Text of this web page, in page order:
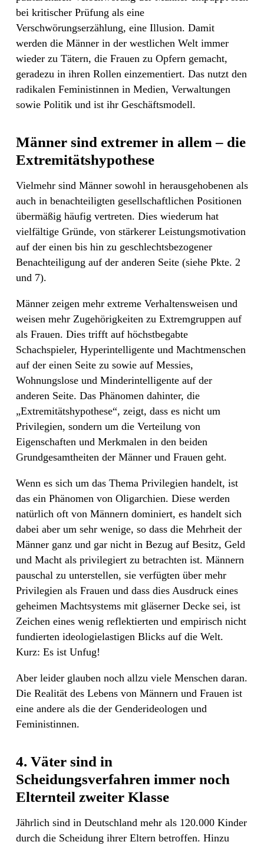
bei kritischer Prüfung als eine
Verschwörungserzählung, eine Illusion. Damit
werden die Männer in der westlichen Welt immer
wieder zu Tätern, die Frauen zu Opfern gemacht,
geradezu in ihren Rollen einzementiert. Das nutzt den
radikalen Feministinnen in Medien, Verwaltungen
sowie Politik und ist ihr Geschäftsmodell.
Männer sind extremer in allem – die
Extremitätshypothese
Vielmehr sind Männer sowohl in herausgehobenen als
auch in benachteiligten gesellschaftlichen Positionen
übermäßig häufig vertreten. Dies wiederum hat
vielfältige Gründe, von stärkerer Leistungsmotivation
auf der einen bis hin zu geschlechtsbezogener
Benachteiligung auf der anderen Seite (siehe Pkte. 2
und 7).
Männer zeigen mehr extreme Verhaltensweisen und
weisen mehr Zugehörigkeiten zu Extremgruppen auf
als Frauen. Dies trifft auf höchstbegabte
Schachspieler, Hyperintelligente und Machtmenschen
auf der einen Seite zu sowie auf Messies,
Wohnungslose und Minderintelligente auf der
anderen Seite. Das Phänomen dahinter, die
„Extremitätshypothese“, zeigt, dass es nicht um
Privilegien, sondern um die Verteilung von
Eigenschaften und Merkmalen in den beiden
Grundgesamtheiten der Männer und Frauen geht.
Wenn es sich um das Thema Privilegien handelt, ist
das ein Phänomen von Oligarchien. Diese werden
natürlich oft von Männern dominiert, es handelt sich
dabei aber um sehr wenige, so dass die Mehrheit der
Männer ganz und gar nicht in Bezug auf Besitz, Geld
und Macht als privilegiert zu betrachten ist. Männern
pauschal zu unterstellen, sie verfügten über mehr
Privilegien als Frauen und dass dies Ausdruck eines
geheimen Machtsystems mit gläserner Decke sei, ist
Zeichen eines wenig reflektierten und empirisch nicht
fundierten ideologielastigen Blicks auf die Welt.
Kurz: Es ist Unfug!
Aber leider glauben noch allzu viele Menschen daran.
Die Realität des Lebens von Männern und Frauen ist
eine andere als die der Genderideologen und
Feministinnen.
4. Väter sind in
Scheidungsverfahren immer noch
Elternteil zweiter Klasse
Jährlich sind in Deutschland mehr als 120.000 Kinder
durch die Scheidung ihrer Eltern betroffen. Hinzu